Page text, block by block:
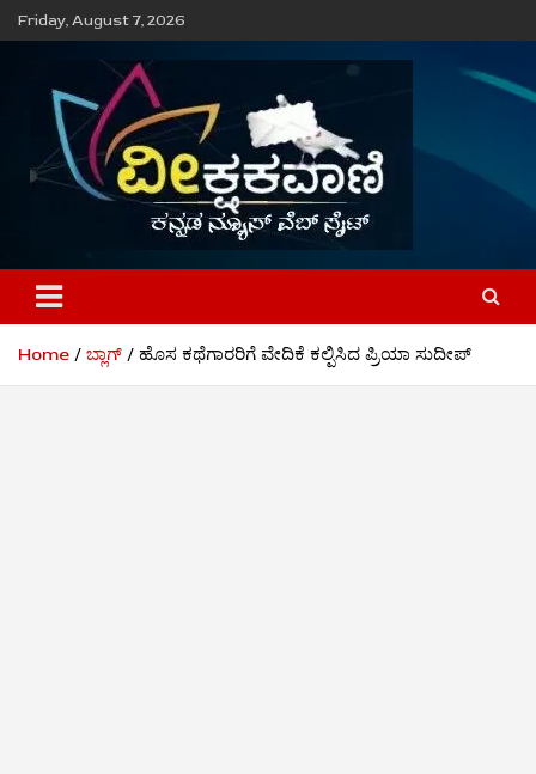
Skip
to
Friday, August 7, 2026
ವೀಕ್ಷಕವಾಣಿ
Home ಬ್ಲಾಗ್ ಹೊಸ ಕಥೆಗಾರರಿಗೆ ವೇದಿಕೆ ಕಲ್ಪಿಸಿದ ಪ್ರಿಯಾ ಸುದೀಪ್